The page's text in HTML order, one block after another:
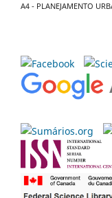
A4 - PLANEJAMENTO